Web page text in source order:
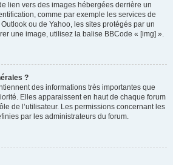
lien vers des images hébergées derrière un
comme par exemple les services de
ou de Yahoo, les sites protégés par un
une image, utilisez la balise BBCode « [img] ».
?
des informations très importantes que
Elles apparaissent en haut de chaque forum
de l’utilisateur. Les permissions concernant les
par les administrateurs du forum.